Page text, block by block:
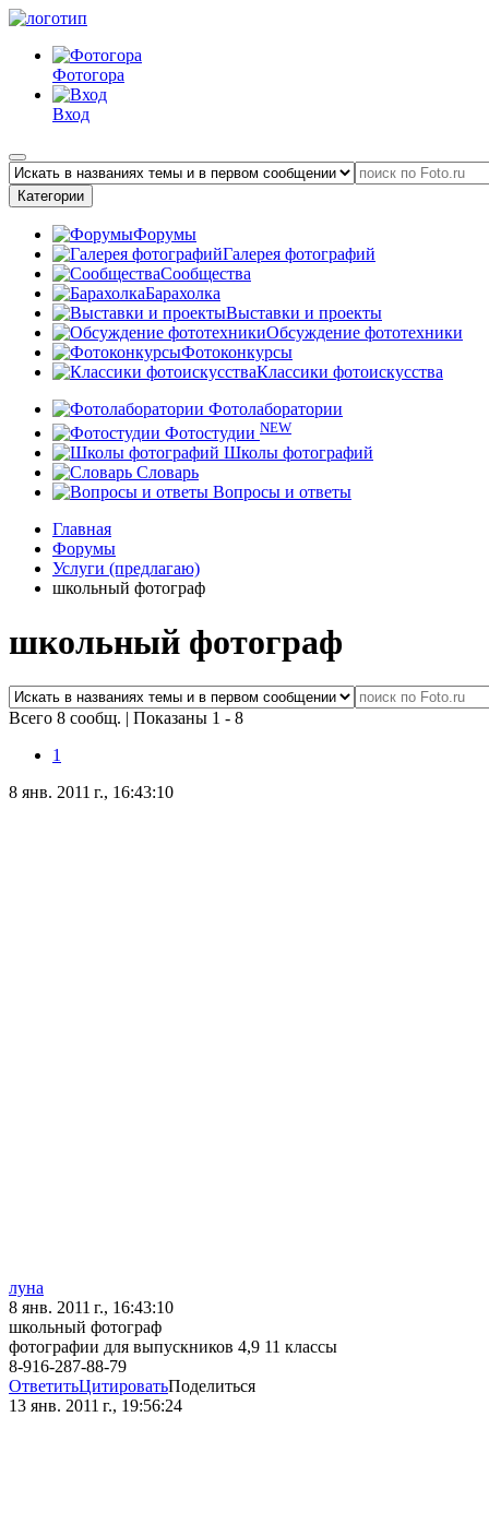
Фотогора
Вход
Категории
Форумы
Галерея фотографий
Сообщества
Барахолка
Выставки и проекты
Обсуждение фототехники
Фотоконкурсы
Классики фотоискусства
Фотолаборатории
Фотостудии NEW
Школы фотографий
Словарь
Вопросы и ответы
Главная
Форумы
Услуги (предлагаю)
школьный фотограф
школьный фотограф
Всего 8 сообщ. | Показаны 1 - 8
1
8 янв. 2011 г., 16:43:10
луна
8 янв. 2011 г., 16:43:10
школьный фотограф
фотографии для выпускников 4,9 11 классы
8-916-287-88-79
ОтветитьЦитироватьПоделиться
13 янв. 2011 г., 19:56:24